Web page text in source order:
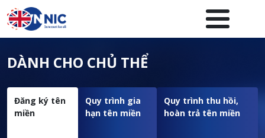
Nhảy đến nội dung
Menuheader của website
DÀNH CHO CHỦ THỂ
Đăng ký tên
miền
Quy trình gia
hạn tên miền
Quy trình thu hồi,
hoàn trả tên miền